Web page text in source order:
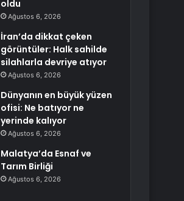
oldu
Ağustos 6, 2026
İran’da dikkat çeken
görüntüler: Halk sahilde
silahlarla devriye atıyor
Ağustos 6, 2026
Dünyanın en büyük yüzen
ofisi: Ne batıyor ne
yerinde kalıyor
Ağustos 6, 2026
Malatya’da Esnaf ve
Tarım Birliği
Ağustos 6, 2026